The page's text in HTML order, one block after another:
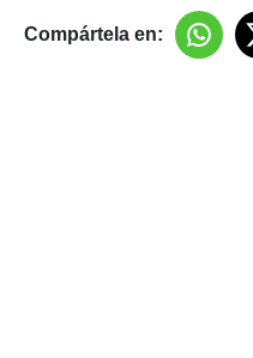
Compártela en: